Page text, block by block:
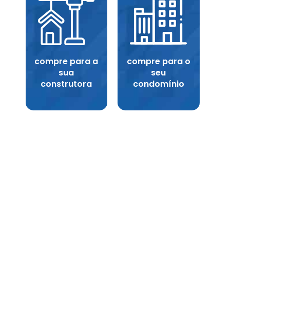
compre para a
sua
construtora
compre para o
seu
condomínio